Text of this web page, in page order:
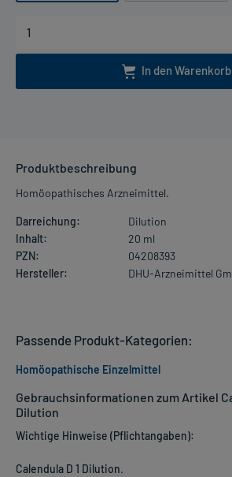
In den Warenkorb
Produktbeschreibung
Homöopathisches Arzneimittel.
Darreichung:
Dilution
Inhalt:
20 ml
PZN:
04208393
Hersteller:
DHU-Arzneimittel
Gebrauchsinformationen zum Artikel
Dilution
Wichtige Hinweise (Pflichtangaben):
Calendula D 1 Dilution.
Passende Produkt-Kategorien:
Homöopathische Einzelmittel